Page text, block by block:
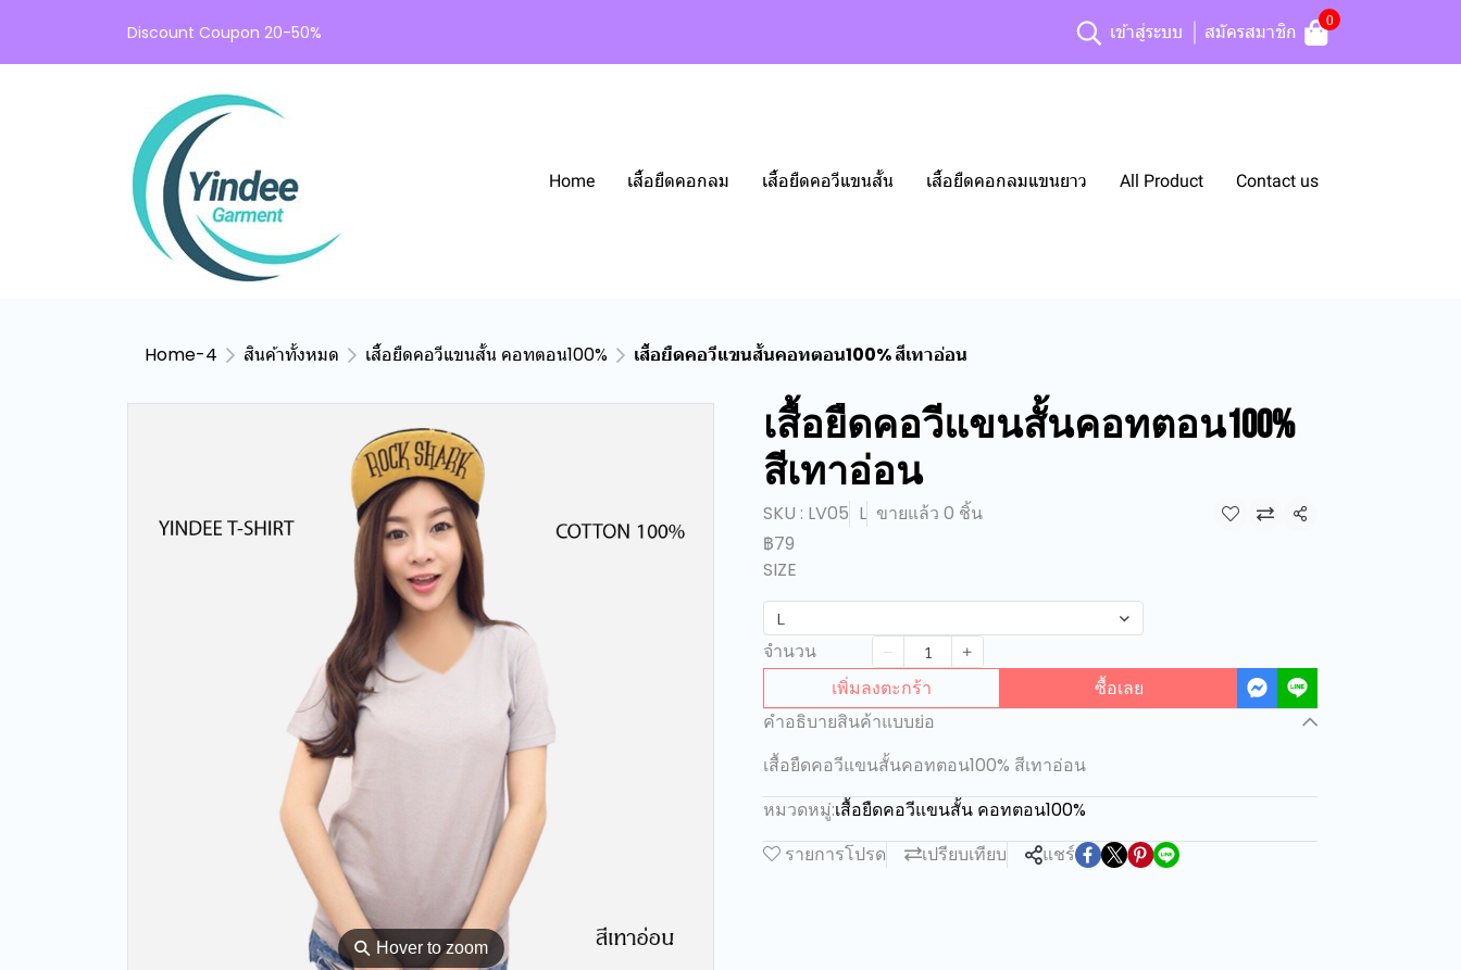
Discount Coupon 20-50% เข้าสู่ระบบ สมัครสมาชิก
0
Home เสื้อยืดคอกลม เสื้อยืดคอวีแขนสั้น เสื้อยืดคอกลมแขนยาว All Product Contact us
Home-4 สินค้าทั้งหมด เสื้อยืดคอวีแขนสั้น คอทตอน100% เสื้อยืดคอวีแขนสั้นคอทตอน100% สีเทาอ่อน
⚲ Hover to zoom
เสื้อยืดคอวีแขนสั้นคอทตอน100%
สีเทาอ่อน
SKU : LV05 L ขายแล้ว 0 ชิ้น แชร์
฿79
SIZE
L
จำนวน
เพิ่มลงตะกร้า ซื้อเลย
คำอธิบายสินค้าแบบย่อ
เสื้อยืดคอวีแขนสั้นคอทตอน100% สีเทาอ่อน
หมวดหมู่:เสื้อยืดคอวีแขนสั้น คอทตอน100%
รายการโปรด
เปรียบเทียบ แชร์